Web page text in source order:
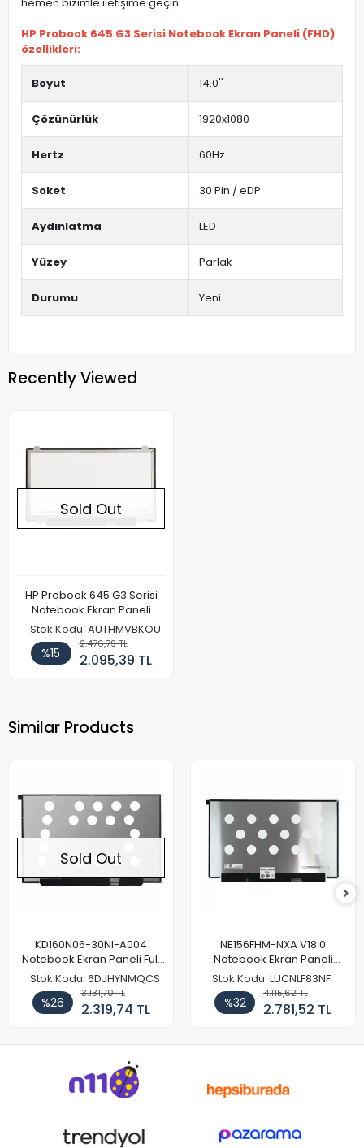
HP Probook 645 G3 Serisi Notebook Ekran Paneli (FHD)
özellikleri:
Boyut 14.0''
Çözünürlük 1920x1080
Hertz 60Hz
Soket 30 Pin / eDP
Aydınlatma LED
Yüzey Parlak
Durumu Yeni
Recently Viewed
Sold Out
HP Probook 645 G3 Serisi
Notebook Ekran Paneli
(FHD)
Stok Kodu: AUTHMVBKOU
%15
2.476,79 TL
2.095,39 TL
Similar Products
Sold Out
KD160N06-30NI-A004
Notebook Ekran Paneli Full
HD
Stok Kodu: 6DJHYNMQCS
%26
3.131,70 TL
2.319,74 TL
NE156FHM-NXA V18.0
Notebook Ekran Paneli
144Hz
Stok Kodu: LUCNLF83NF
%32
4.115,62 TL
2.781,52 TL